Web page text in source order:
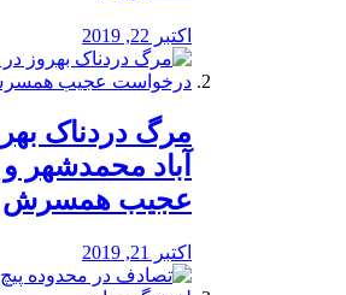
اکتبر 22, 2019
مرگ دردناک
آباد محمدشهر
عجیب همسرش
اکتبر 21, 2019